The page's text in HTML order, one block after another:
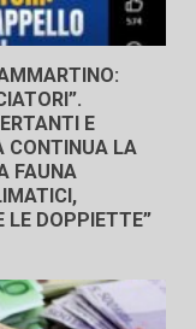
E
CONTINUA LA
FAUNA
LE DOPPIETTE”